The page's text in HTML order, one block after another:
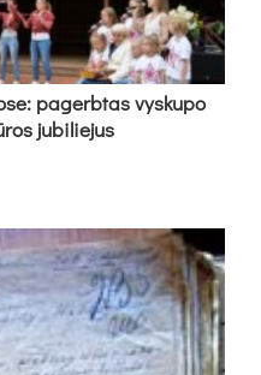
pa­gerb­tas vys­ku­po
ju­bi­lie­jus